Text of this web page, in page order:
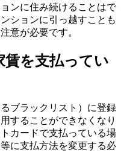
ンに住み続けることはで
ションに引っ越すことも
意が必要です。
を支払ってい
ブラックリスト）に登録
することができなくなり
カードで支払っている場
に支払方法を変更する必